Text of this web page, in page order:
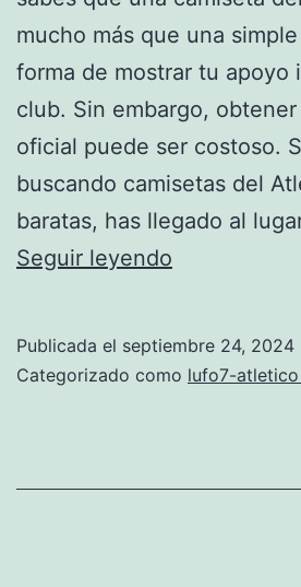
mucho más que una
forma de mostrar tu apoyo
club. Sin embargo,
oficial puede ser costoso.
buscando camisetas del
baratas, has llegado al
Seguir leyendo
de
Publicada el septiembre 24, 2024
Categorizado como lufo7-